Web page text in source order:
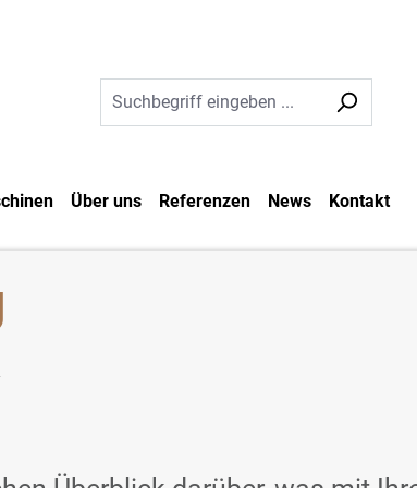
Über uns Referenzen News Kontakt